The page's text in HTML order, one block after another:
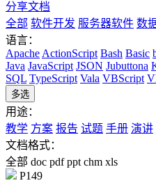
分享文档
全部 软件开发 服务器软件 数
语言：
Apache ActionScript Bash Basic
Java JavaScript JSON Jubuttona
SQL TypeScript Vala VBScript
多选
用途：
教学 方案 报告 试题 手册 演讲
文档格式：
全部 doc pdf ppt chm xls
P149